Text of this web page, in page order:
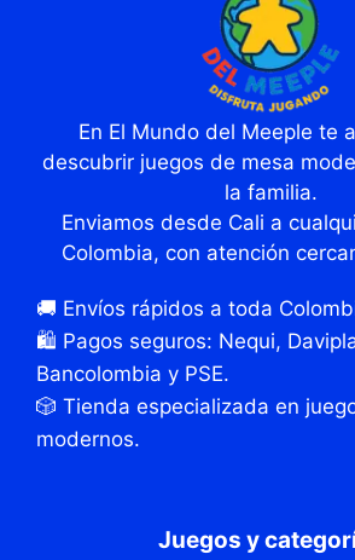
En El Mundo del Meeple te
descubrir juegos de mesa
la familia.
Enviamos desde Cali a
Colombia, con atención
🚚 Envíos rápidos a toda
🛍️ Pagos seguros: Nequi,
Bancolombia y PSE.
🎲 Tienda especializada en
modernos.
Juegos y